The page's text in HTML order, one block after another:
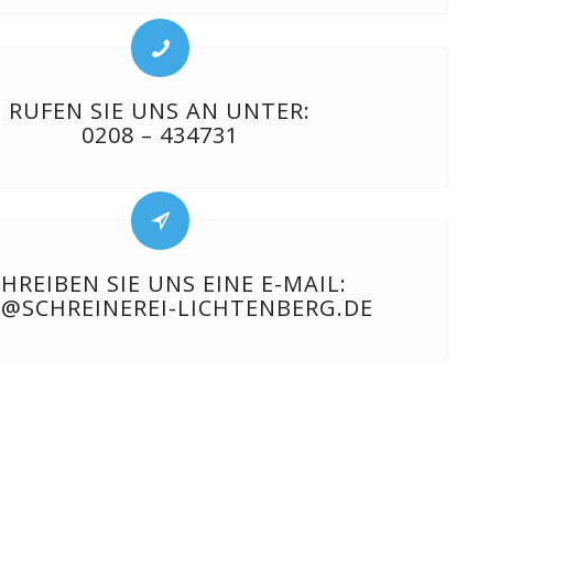
RUFEN SIE UNS AN UNTER:
0208 – 434731
SIE UNS EINE E-MAIL:
LICHTENBERG.DE